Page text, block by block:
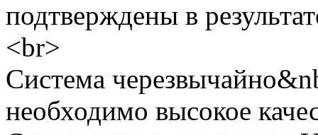
подтверждены в
<br>
Система
необходимо высокое